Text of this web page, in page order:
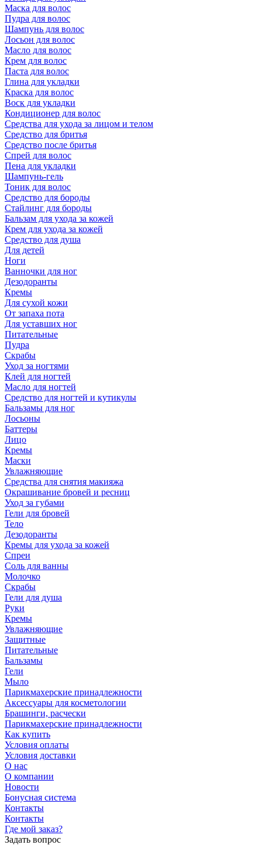
Маска для волос
Пудра для волос
Шампунь для волос
Лосьон для волос
Масло для волос
Крем для волос
Паста для волос
Глина для укладки
Краска для волос
Воск для укладки
Кондиционер для волос
Средства для ухода за лицом и телом
Средство для бритья
Средство после бритья
Спрей для волос
Пена для укладки
Шампунь-гель
Тоник для волос
Средство для бороды
Стайлинг для бороды
Бальзам для ухода за кожей
Крем для ухода за кожей
Средство для душа
Для детей
Ноги
Ванночки для ног
Дезодоранты
Кремы
Для сухой кожи
От запаха пота
Для уставших ног
Питательные
Пудра
Скрабы
Уход за ногтями
Клей для ногтей
Масло для ногтей
Средство для ногтей и кутикулы
Бальзамы для ног
Лосьоны
Баттеры
Лицо
Кремы
Маски
Увлажняющие
Средства для снятия макияжа
Окрашивание бровей и ресниц
Уход за губами
Гели для бровей
Тело
Дезодоранты
Кремы для ухода за кожей
Спреи
Соль для ванны
Молочко
Скрабы
Гели для душа
Руки
Кремы
Увлажняющие
Защитные
Питательные
Бальзамы
Гели
Мыло
Парикмахерские принадлежности
Аксессуары для косметологии
Брашинги, расчески
Парикмахерские принадлежности
Как купить
Условия оплаты
Условия доставки
О нас
О компании
Новости
Бонусная система
Контакты
Контакты
Где мой заказ?
Задать вопрос